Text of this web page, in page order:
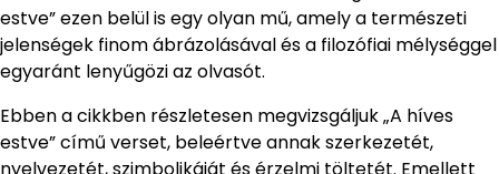
estve” ezen belül is egy olyan mű, amely a természeti
jelenségek finom ábrázolásával és a filozófiai mélységgel
egyaránt lenyűgözi az olvasót.
Ebben a cikkben részletesen megvizsgáljuk „A híves
estve” című verset, beleértve annak szerkezetét,
nyelvezetét, szimbolikáját és érzelmi töltetét. Emellett